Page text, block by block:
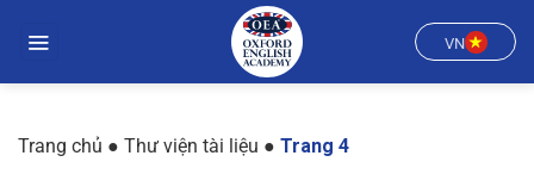
đến
VN
Trang chủ ● Thư viện tài liệu ● Trang 4